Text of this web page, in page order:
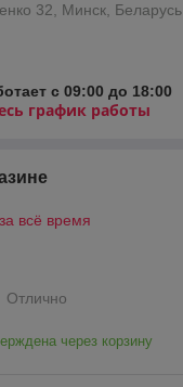
32, Минск, Беларусь
с 09:00 до 18:00
график работы
всё время
Отлично
через корзину